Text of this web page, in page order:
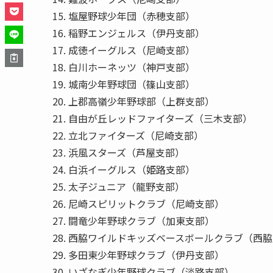
塩屋野球少年団（赤穂支部）
稲野エンジェルス（伊丹支部）
成徳イーグルス（尼崎支部）
白川ホーネッツ（神戸支部）
城南少年野球団（篠山支部）
上郡高嶺少年野球部（上群支部）
自由が丘レッドファイターズ（三木支部）
立北ファイターズ（尼崎支部）
浜風スターズ（芦屋支部）
白浜イーグルス（姫路支部）
太子ジュニア（龍野支部）
尼崎スピリットクラブ（尼崎支部）
闘竜少年野球クラブ（加東支部）
西脇ワイルドキッズベースボールクラブ（西
多田東少年野球クラブ（伊丹支部）